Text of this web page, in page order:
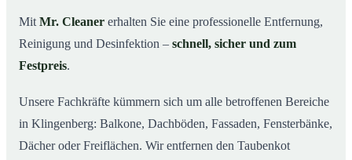
Mit Mr. Cleaner erhalten Sie eine professionelle Entfernung,
Reinigung und Desinfektion – schnell, sicher und zum
Festpreis.
Unsere Fachkräfte kümmern sich um alle betroffenen Bereiche
in Klingenberg: Balkone, Dachböden, Fassaden, Fensterbänke,
Dächer oder Freiflächen. Wir entfernen den Taubenkot